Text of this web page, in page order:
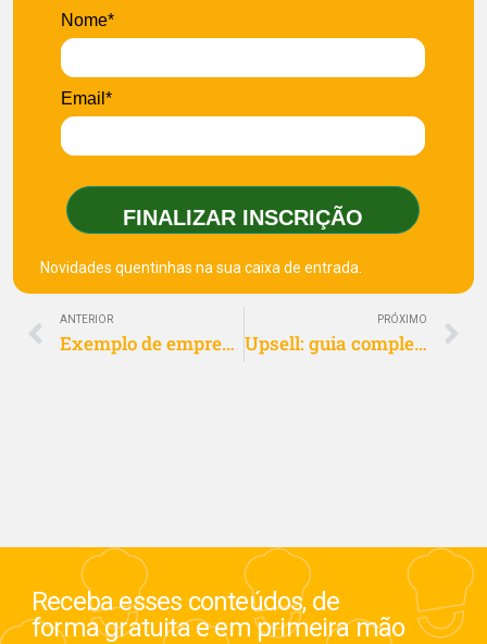
Nome*
Email*
FINALIZAR INSCRIÇÃO
Novidades quentinhas na sua caixa de entrada.
ANTERIOR
Exemplo de empreendedorismo de oportunidade cresce em SC
PRÓXIMO
Upsell: guia completo para aumentar vendas e fidelizar clientes
Receba esses conteúdos, de
forma gratuita e em primeira mão